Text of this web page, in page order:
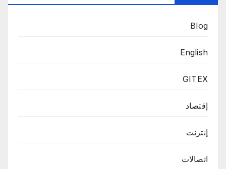
Blog
English
GITEX
إقتصاد
إنترنت
اتصالات